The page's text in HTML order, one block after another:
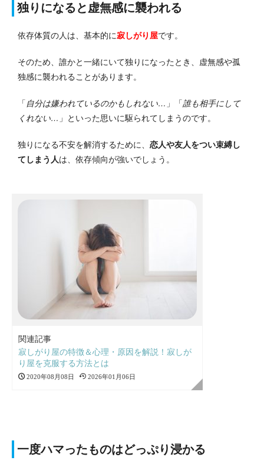
独りになると虚無感に襲われる
依存体質の人は、基本的に寂しがり屋です。
そのため、誰かと一緒にいて独りになったとき、虚無感や孤
独感に襲われることがあります。
「 自分は嫌われているのかもしれない… 」「誰も相手にして
くれない… 」といった思いに駆られてしまうのです。
独りになる不安を解消するために、 恋人や友人をつい束縛し
てしまう人は、依存傾向が強いでしょう。
関連記事
寂しがり屋の特徴＆心理・原因を解説！寂しが
り屋を克服する方法とは
2020年08月08日 2026年01月06日
一度ハマったものはどっぷり浸かる